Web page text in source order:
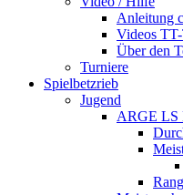
Anleitung
Videos
Über den
Turniere
Spielbetzrieb
Jugend
ARGE LS